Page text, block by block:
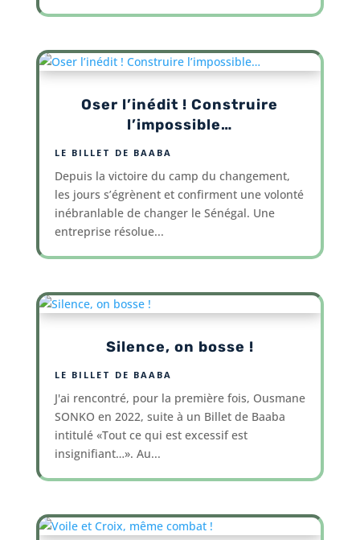
Oser l’inédit ! Construire
l’impossible…
LE BILLET DE BAABA
Depuis la victoire du camp du changement,
les jours s’égrènent et confirment une volonté
inébranlable de changer le Sénégal. Une
entreprise résolue...
Silence, on bosse !
LE BILLET DE BAABA
J'ai rencontré, pour la première fois, Ousmane
SONKO en 2022, suite à un Billet de Baaba
intitulé «Tout ce qui est excessif est
insignifiant…». Au...